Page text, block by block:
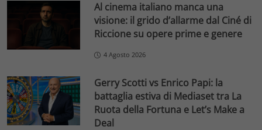
Al cinema italiano manca una
visione: il grido d’allarme dal Ciné di
Riccione su opere prime e genere
4 Agosto 2026
Gerry Scotti vs Enrico Papi: la
battaglia estiva di Mediaset tra La
Ruota della Fortuna e Let’s Make a
Deal